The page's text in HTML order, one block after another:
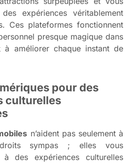
expériences véritablement
Ces plateformes fonctionnent
presque magique dans
améliorer chaque instant de
pour des
culturelles
n’aident pas seulement à
sympas ; elles vous
à des expériences culturelles